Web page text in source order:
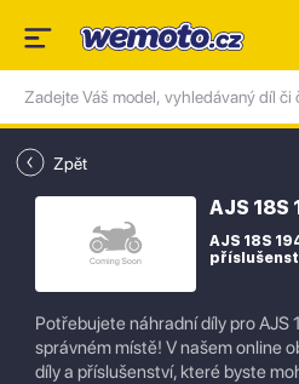
Zpět
AJS 18S
AJS 18S
Potřebujete náhradní díly pro AJS
správném místě! V našem online
díly a příslušenství, které byste